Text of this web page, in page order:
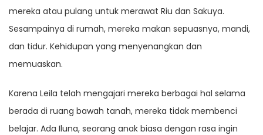
mereka atau pulang untuk merawat Riu dan Sakuya.
Sesampainya di rumah, mereka makan sepuasnya, mandi,
dan tidur. Kehidupan yang menyenangkan dan
memuaskan.
Karena Leila telah mengajari mereka berbagai hal selama
berada di ruang bawah tanah, mereka tidak membenci
belajar. Ada Iluna, seorang anak biasa dengan rasa ingin